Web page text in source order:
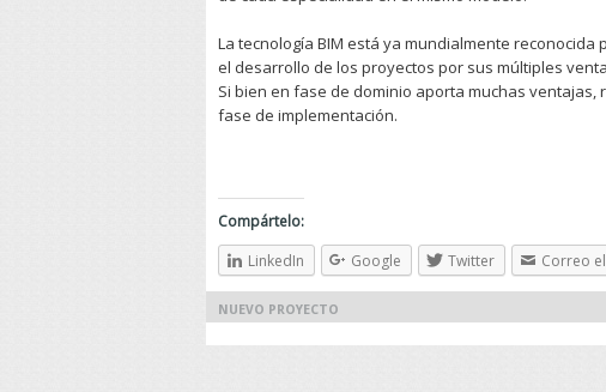
La tecnología BIM está ya mundialmente
el desarrollo de los proyectos por sus múltiples
Si bien en fase de dominio aporta muchas
fase de implementación.
Compártelo:
LinkedIn
Google Twitter Correo
NUEVO PROYECTO